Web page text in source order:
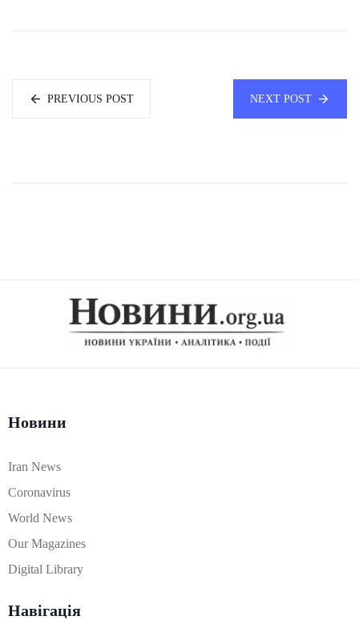
PREVIOUS POST NEXT POST
Новини
Iran News
Coronavirus
World News
Our Magazines
Digital Library
Навігація